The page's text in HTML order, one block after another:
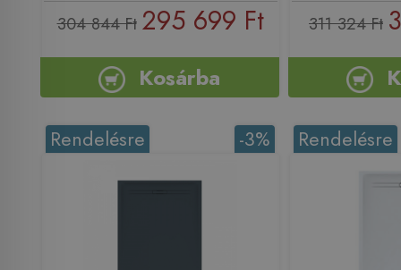
304 844 Ft 295 699 Ft
Kosárba
311 324 Ft
-3%
Rendelésre Rendelésre